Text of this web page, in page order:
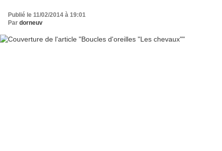
Publié le 11/02/2014 à 19:01
Par dorneuv